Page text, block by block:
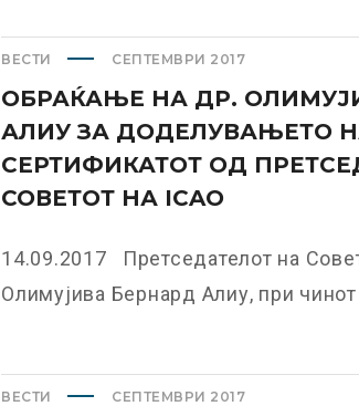
ВЕСТИ СЕПТЕМВРИ 2017
ОБРАЌАЊЕ НА ДР.
АЛИУ ЗА ДОДЕЛУВАЊЕТО
СЕРТИФИКАТОТ ОД
СОВЕТОТ НА ICAO
14.09.2017 Претседателот на
Олимујива Бернард Алиу, при чинот
ВЕСТИ СЕПТЕМВРИ 2017